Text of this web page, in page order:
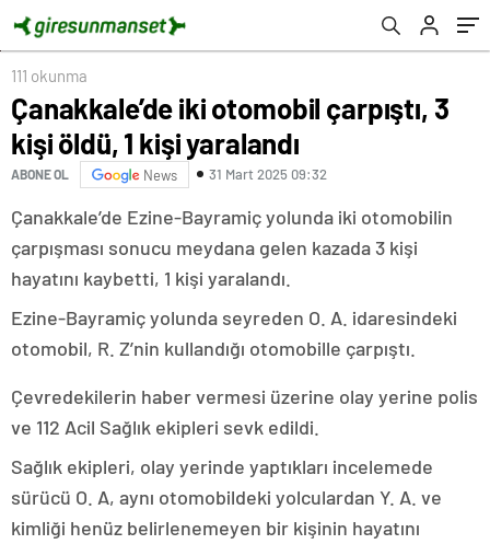
111 okunma
Çanakkale’de iki otomobil çarpıştı, 3
kişi öldü, 1 kişi yaralandı
ABONE OL News 31 Mart 2025 09:32
Çanakkale’de Ezine-Bayramiç yolunda iki otomobilin
çarpışması sonucu meydana gelen kazada 3 kişi
hayatını kaybetti, 1 kişi yaralandı.
Ezine-Bayramiç yolunda seyreden O. A. idaresindeki
otomobil, R. Z’nin kullandığı otomobille çarpıştı.
Çevredekilerin haber vermesi üzerine olay yerine polis
ve 112 Acil Sağlık ekipleri sevk edildi.
Sağlık ekipleri, olay yerinde yaptıkları incelemede
sürücü O. A, aynı otomobildeki yolculardan Y. A. ve
kimliği henüz belirlenemeyen bir kişinin hayatını